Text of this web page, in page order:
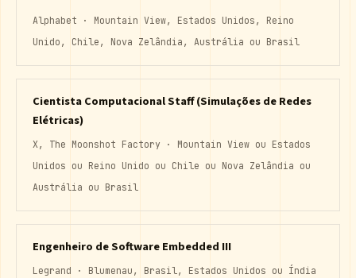
Alphabet · Mountain View, Estados Unidos, Reino
Unido, Chile, Nova Zelândia, Austrália ou Brasil
Cientista Computacional Staff (Simulações de Redes
Elétricas)
X, The Moonshot Factory · Mountain View ou Estados
Unidos ou Reino Unido ou Chile ou Nova Zelândia ou
Austrália ou Brasil
Engenheiro de Software Embedded III
Legrand · Blumenau, Brasil, Estados Unidos ou Índia